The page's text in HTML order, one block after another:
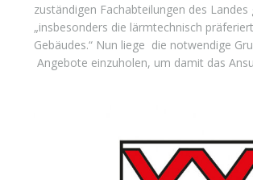
zuständigen Fachabteilungen des
„insbesonders die lärmtechnisch
Gebäudes.“ Nun liege die notwendige
Angebote einzuholen, um damit das